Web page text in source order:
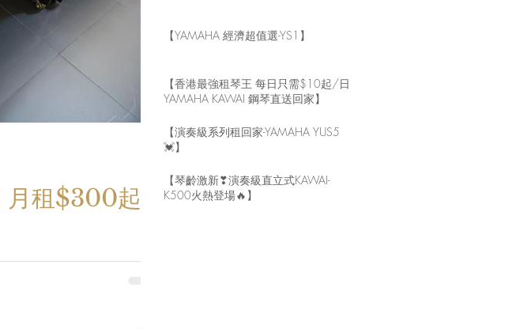
【YAMAHA 經濟超值選-YS1】
【香港最強租琴王 每日只需$10起/日
YAMAHA KAWAI 鋼琴直送回家】
【演奏級系列租回家-YAMAHA YUS5
💓】
【琴齡激新❣演奏級直立式KAWAI-
K500火熱登場🔥】